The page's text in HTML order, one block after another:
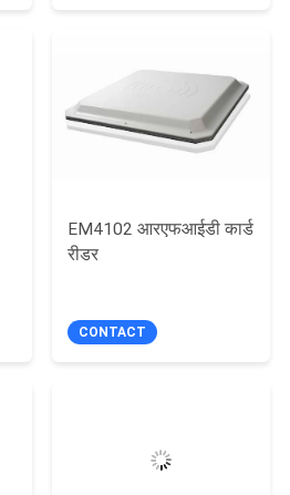
EM4102 आरएफआईडी कार्ड
रीडर
CONTACT